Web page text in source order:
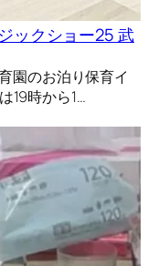
ックショー25 武
園のお泊り保育イ
19時から1…